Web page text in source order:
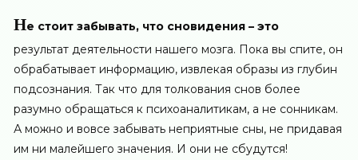
Не стоит забывать, что сновидения – это
результат деятельности нашего мозга. Пока вы спите, он
обрабатывает информацию, извлекая образы из глубин
подсознания. Так что для толкования снов более
разумно обращаться к психоаналитикам, а не сонникам.
А можно и вовсе забывать неприятные сны, не придавая
им ни малейшего значения. И они не сбудутся!